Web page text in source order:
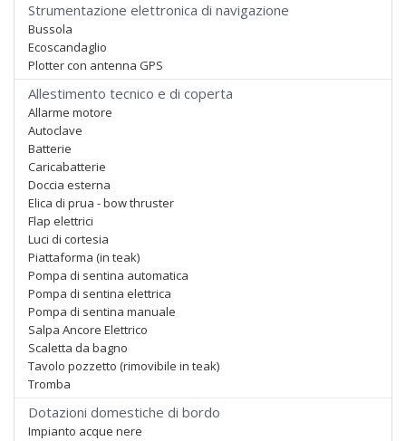
Strumentazione elettronica di navigazione
Bussola
Ecoscandaglio
Plotter con antenna GPS
Allestimento tecnico e di coperta
Allarme motore
Autoclave
Batterie
Caricabatterie
Doccia esterna
Elica di prua - bow thruster
Flap elettrici
Luci di cortesia
Piattaforma (in teak)
Pompa di sentina automatica
Pompa di sentina elettrica
Pompa di sentina manuale
Salpa Ancore Elettrico
Scaletta da bagno
Tavolo pozzetto (rimovibile in teak)
Tromba
Dotazioni domestiche di bordo
Impianto acque nere